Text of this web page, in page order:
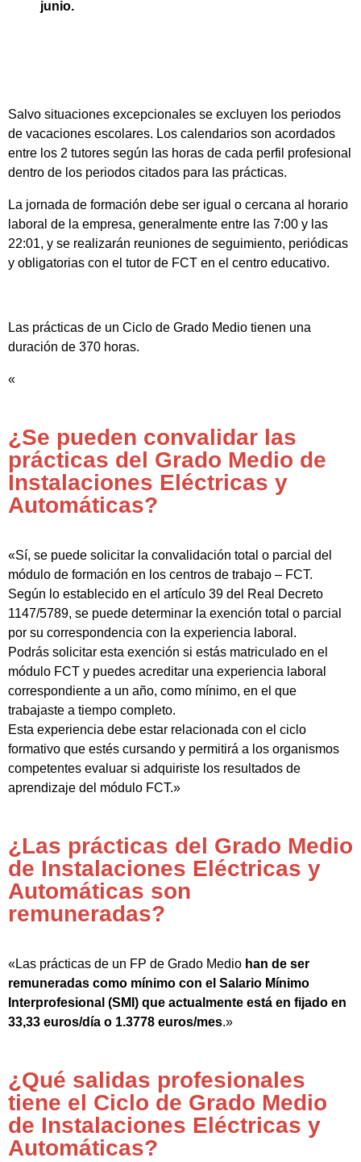
junio.
Salvo situaciones excepcionales se excluyen los periodos
de vacaciones escolares. Los calendarios son acordados
entre los 2 tutores según las horas de cada perfil profesional
dentro de los periodos citados para las prácticas.
La jornada de formación debe ser igual o cercana al horario
laboral de la empresa, generalmente entre las 7:00 y las
22:01, y se realizarán reuniones de seguimiento, periódicas
y obligatorias con el tutor de FCT en el centro educativo.
Las prácticas de un Ciclo de Grado Medio tienen una
duración de 370 horas.
«
¿Se pueden convalidar las
prácticas del Grado Medio de
Instalaciones Eléctricas y
Automáticas?
«Sí, se puede solicitar la convalidación total o parcial del
módulo de formación en los centros de trabajo – FCT.
Según lo establecido en el artículo 39 del Real Decreto
1147/5789, se puede determinar la exención total o parcial
por su correspondencia con la experiencia laboral.
Podrás solicitar esta exención si estás matriculado en el
módulo FCT y puedes acreditar una experiencia laboral
correspondiente a un año, como mínimo, en el que
trabajaste a tiempo completo.
Esta experiencia debe estar relacionada con el ciclo
formativo que estés cursando y permitirá a los organismos
competentes evaluar si adquiriste los resultados de
aprendizaje del módulo FCT.»
¿Las prácticas del Grado Medio
de Instalaciones Eléctricas y
Automáticas son
remuneradas?
«Las prácticas de un FP de Grado Medio han de ser
remuneradas como mínimo con el Salario Mínimo
Interprofesional (SMI) que actualmente está en fijado en
33,33 euros/día o 1.3778 euros/mes.»
¿Qué salidas profesionales
tiene el Ciclo de Grado Medio
de Instalaciones Eléctricas y
Automáticas?